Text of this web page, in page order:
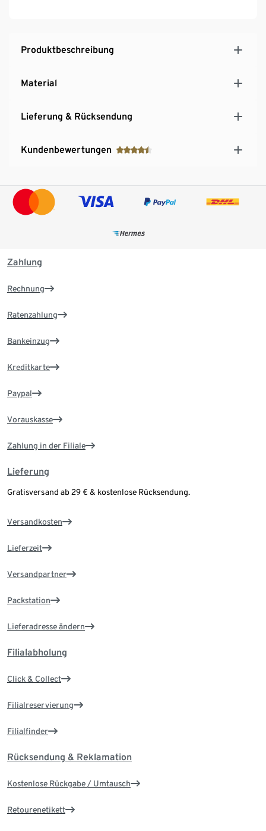
Produktbeschreibung
Material
Lieferung & Rücksendung
Kundenbewertungen
Zahlung
Rechnung
Ratenzahlung
Bankeinzug
Kreditkarte
Paypal
Vorauskasse
Zahlung in der Filiale
Lieferung
Gratisversand ab 29 € & kostenlose Rücksendung.
Versandkosten
Lieferzeit
Versandpartner
Packstation
Lieferadresse ändern
Filialabholung
Click & Collect
Filialreservierung
Filialfinder
Rücksendung & Reklamation
Kostenlose Rückgabe / Umtausch
Retourenetikett